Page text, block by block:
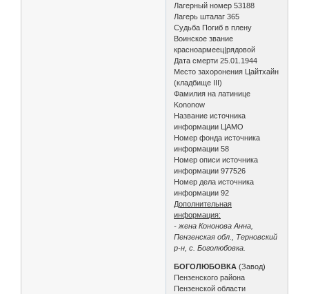
Лагерный номер 53188
Лагерь шталаг 365
Судьба Погиб в плену
Воинское звание
красноармеец|рядовой
Дата смерти 25.01.1944
Место захоронения Цайтхайн
(кладбище III)
Фамилия на латинице
Kononow
Название источника
информации ЦАМО
Номер фонда источника
информации 58
Номер описи источника
информации 977526
Номер дела источника
информации 92
Дополнительная
информация:
- жена Кононова Анна,
Пензенская обл., Терновский
р-н, с. Боголюбовка.
БОГОЛЮБОВКА (Завод)
Пензенского района
Пензенской области